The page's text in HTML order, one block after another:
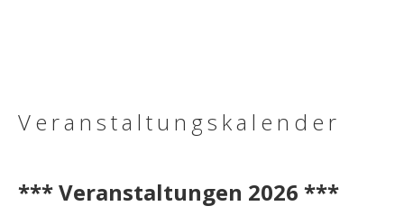
Veranstaltungskalender
*** Veranstaltungen 2026 ***